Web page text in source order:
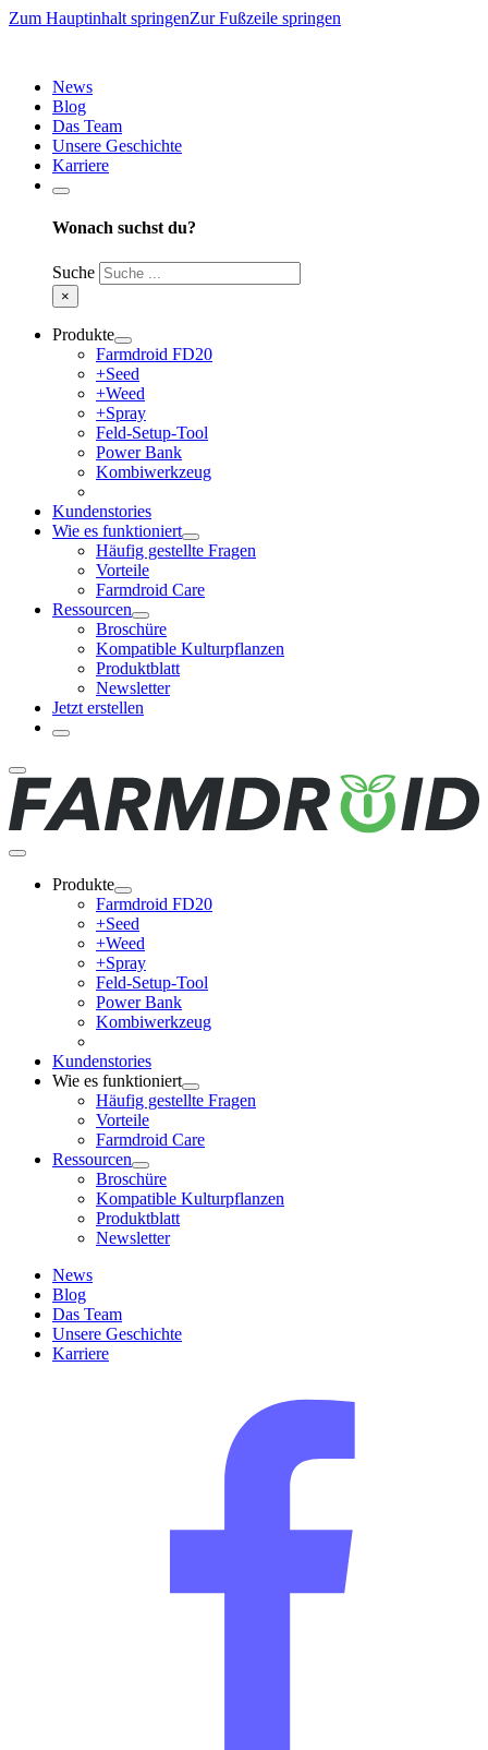
Zum Hauptinhalt springenZur Fußzeile springen
News
Blog
Das Team
Unsere Geschichte
Karriere
Wonach suchst du?
Suche
×
Produkte
Farmdroid FD20
+Seed
+Weed
+Spray
Feld-Setup-Tool
Power Bank
Kombiwerkzeug
Kundenstories
Wie es funktioniert
Häufig gestellte Fragen
Vorteile
Farmdroid Care
Ressourcen
Broschüre
Kompatible Kulturpflanzen
Produktblatt
Newsletter
Jetzt erstellen
Produkte
Farmdroid FD20
+Seed
+Weed
+Spray
Feld-Setup-Tool
Power Bank
Kombiwerkzeug
Kundenstories
Wie es funktioniert
Häufig gestellte Fragen
Vorteile
Farmdroid Care
Ressourcen
Broschüre
Kompatible Kulturpflanzen
Produktblatt
Newsletter
News
Blog
Das Team
Unsere Geschichte
Karriere